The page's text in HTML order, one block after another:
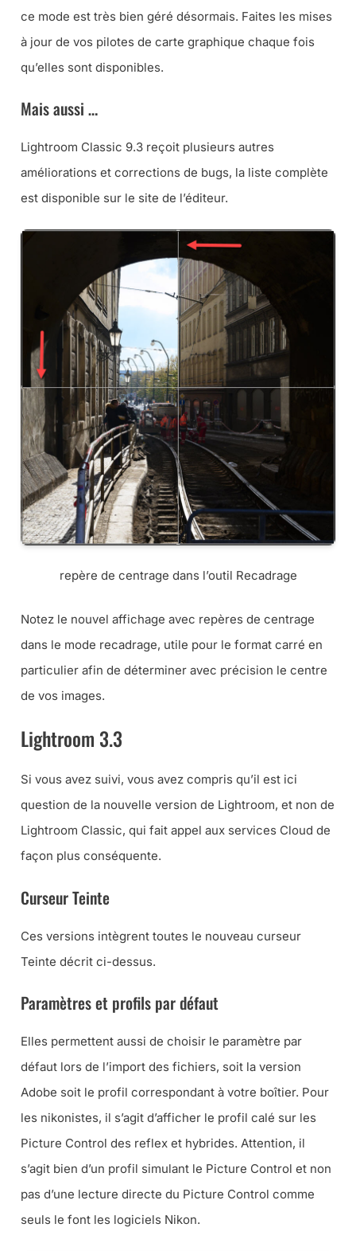
ce mode est très bien géré désormais. Faites les mises
à jour de vos pilotes de carte graphique chaque fois
qu’elles sont disponibles.
Mais aussi …
Lightroom Classic 9.3 reçoit plusieurs autres
améliorations et corrections de bugs, la liste complète
est disponible sur le site de l’éditeur.
repère de centrage dans l’outil Recadrage
Notez le nouvel affichage avec repères de centrage
dans le mode recadrage, utile pour le format carré en
particulier afin de déterminer avec précision le centre
de vos images.
Lightroom 3.3
Si vous avez suivi, vous avez compris qu’il est ici
question de la nouvelle version de Lightroom, et non de
Lightroom Classic, qui fait appel aux services Cloud de
façon plus conséquente.
Curseur Teinte
Ces versions intègrent toutes le nouveau curseur
Teinte décrit ci-dessus.
Paramètres et profils par défaut
Elles permettent aussi de choisir le paramètre par
défaut lors de l’import des fichiers, soit la version
Adobe soit le profil correspondant à votre boîtier. Pour
les nikonistes, il s’agit d’afficher le profil calé sur les
Picture Control des reflex et hybrides. Attention, il
s’agit bien d’un profil simulant le Picture Control et non
pas d’une lecture directe du Picture Control comme
seuls le font les logiciels Nikon.